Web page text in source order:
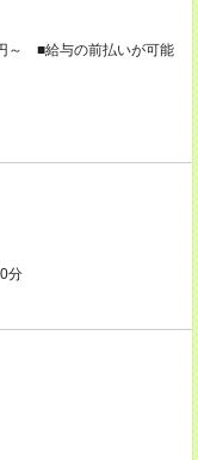
～ ■給与の前払いが可能
分